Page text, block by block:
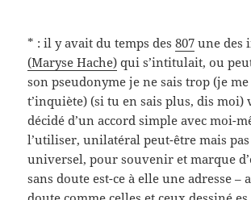
* : il y avait du temps des807 une des
(Maryse Hache) qui s’intitulait, ou
son pseudonyme je ne sais trop (je
t’inquiète) (si tu en sais plus, dis moi)
décidé d’un accord simple avec moi-
l’utiliser, unilatéral peut-être mais
universel, pour souvenir et marque
sans doute est-ce à elle une adresse –